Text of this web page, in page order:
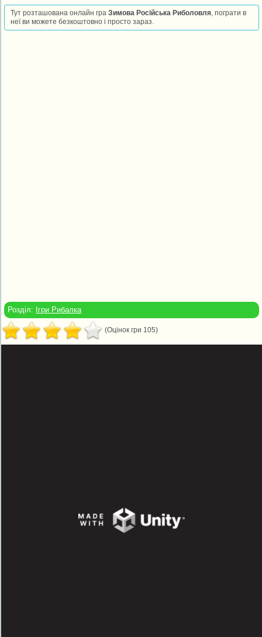
Тут розташована онлайн граЗимова Російська Риболовля, пограти в
неї ви можете безкоштовно і просто зараз.
Розділ: Ігри Рибалка
(Оцінок гри 105)